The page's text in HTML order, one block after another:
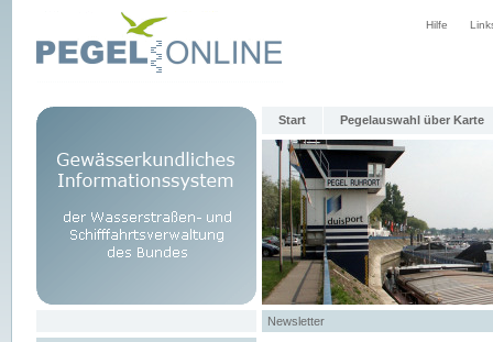
Hilfe
Start Pegelauswahl über Karte
Newsletter